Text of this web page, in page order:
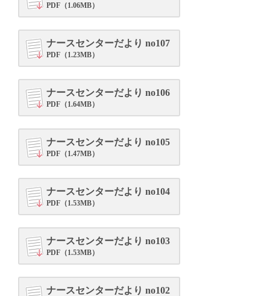
PDF（1.06MB）
ナースセンターだより no107
PDF（1.23MB）
ナースセンターだより no106
PDF（1.64MB）
ナースセンターだより no105
PDF（1.47MB）
ナースセンターだより no104
PDF（1.53MB）
ナースセンターだより no103
PDF（1.53MB）
ナースセンターだより no102